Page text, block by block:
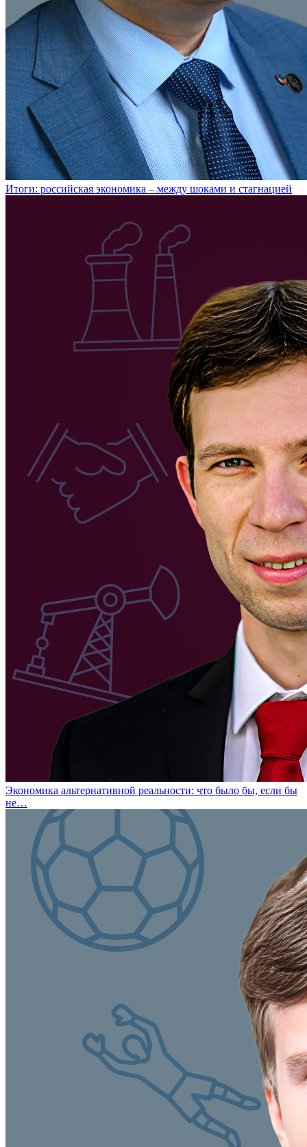
Итоги: российская экономика – между шоками и стагнацией
Экономика альтернативной реальности: что было бы, если бы
не…